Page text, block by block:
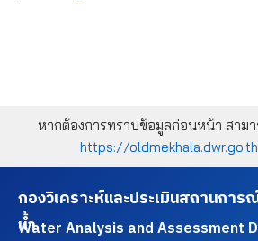
หากต้องการทราบข้อมูลก่อนหน้า สามา
https://
กองวิเคราะห์และประเมินสถานกา
น้ำ
Water Analysis and Assessment